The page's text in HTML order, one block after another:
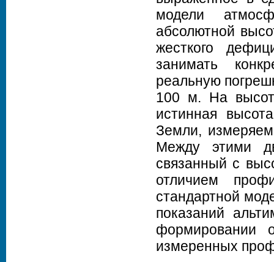
модели
абсолютной
жесткого
занимать
реальную
100 м. На
истинная
Земли,
Между этими
связанный с
отличием
стандартной
показаний
формировании
измеренных